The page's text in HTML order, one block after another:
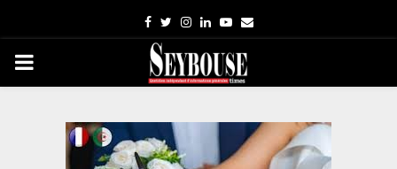
Facebook
TwitterInstagram
LinkedinYoutube
Email
PRIMARY